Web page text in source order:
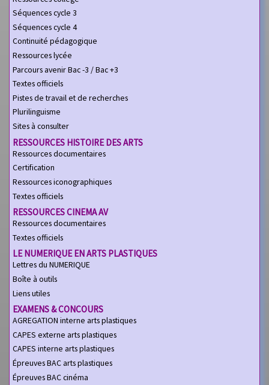
Séquences cycle 3
Séquences cycle 4
Continuité pédagogique
Ressources lycée
Parcours avenir Bac -3 / Bac +3
Textes officiels
Pistes de travail et de recherches
Plurilinguisme
Sites à consulter
RESSOURCES HISTOIRE DES ARTS
Ressources documentaires
Certification
Ressources iconographiques
Textes officiels
RESSOURCES CINEMA AV
Ressources documentaires
Textes officiels
LE NUMERIQUE EN ARTS PLASTIQUES
Lettres du NUMERIQUE
Boîte à outils
Liens utiles
EXAMENS & CONCOURS
AGREGATION interne arts plastiques
CAPES externe arts plastiques
CAPES interne arts plastiques
Épreuves BAC arts plastiques
Épreuves BAC cinéma